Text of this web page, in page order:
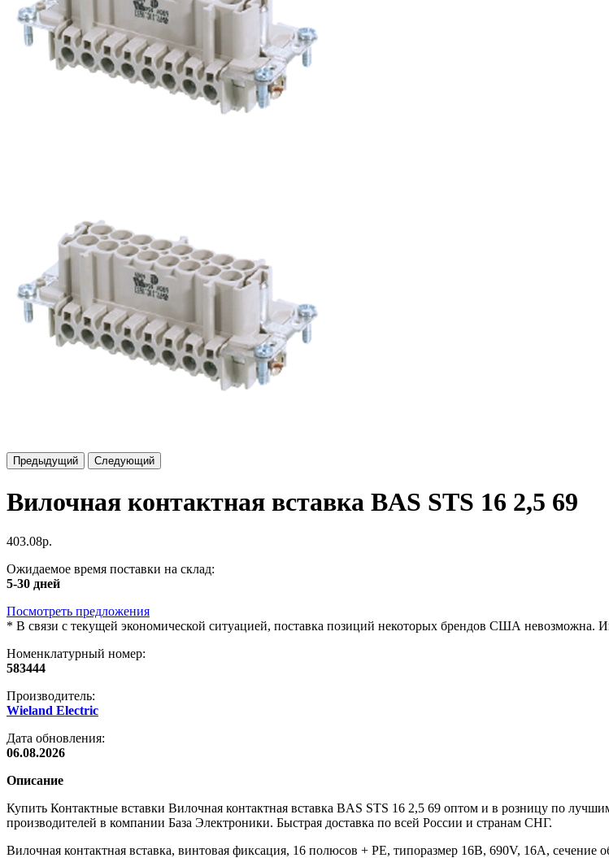
Предыдущий Следующий
Вилочная контактная вставка BAS STS 16 2,5 69
403.08р.
Ожидаемое время поставки на склад:
5-30 дней
Посмотреть предложения
* В связи с текущей экономической ситуацией, поставка позиций некоторых брендов США невозможна.
Номенклатурный номер:
583444
Производитель:
Wieland Electric
Дата обновления:
06.08.2026
Описание
Купить Контактные вставки Вилочная контактная вставка BAS STS 16 2,5 69 оптом и в розницу по
производителей в компании База Электроники. Быстрая доставка по всей России и странам СНГ.
Вилочная контактная вставка, винтовая фиксация, 16 полюсов + PE, типоразмер 16B, 690V, 16A,